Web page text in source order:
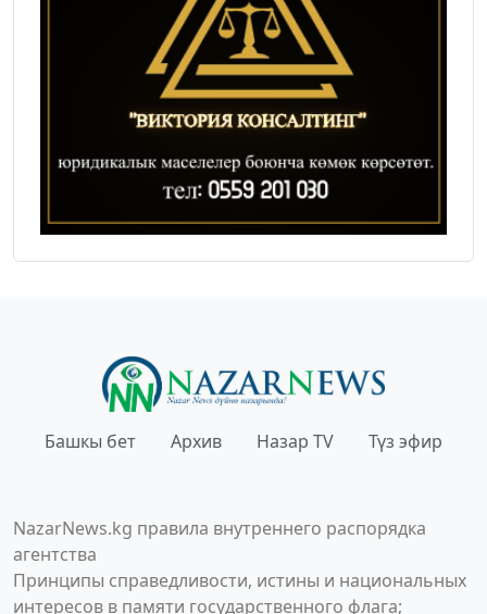
Башкы бет Архив Назар TV Түз эфир
NazarNews.kg правила внутреннего распорядка
агентства
Принципы справедливости, истины и национальных
интересов в памяти государственного флага;